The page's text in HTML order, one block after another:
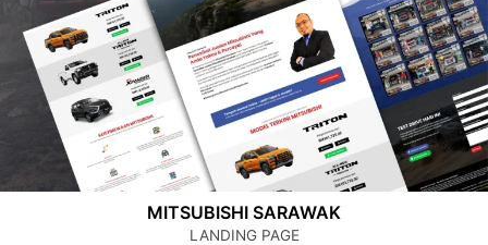
MITSUBISHI SARAWAK
LANDING PAGE